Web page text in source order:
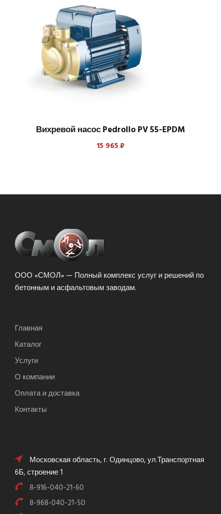
Вихревой насос Pedrollo PV 55-EPDM
15 965₽
ООО «СМОЛ» — Полный комплекс услуг и решений по
бетонным и асфальтовым заводам.
Главная
Каталог
Услуги
О компании
Оплата и доставка
Контакты
Московская область, г. Одинцово, ул.Транспортная
6Б, строение 1
8-916-040-21-60
8-968-040-21-50